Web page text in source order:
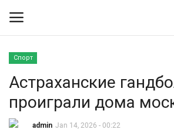
Контакты
Спорт
Астраханские
проиграли дома
admin Jan 14, 2026 - 00:22